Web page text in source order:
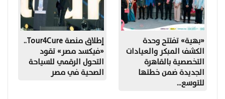
«بهية» تفتتح وحدة
الكشف المبكر والعيادات
التخصصية بالقاهرة
الجديدة ضمن خطتها
للتوسع…
إطلاق منصة Tour4Cure..
«فيكسد مصر» تقود
التحول الرقمي للسياحة
الصحية في مصر